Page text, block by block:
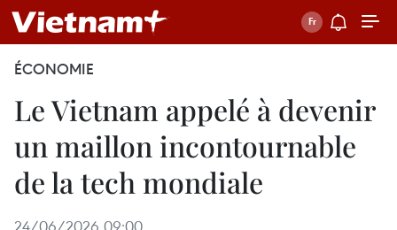
ÉCONOMIE
Le Vietnam appelé à devenir
un maillon incontournable
de la tech mondiale